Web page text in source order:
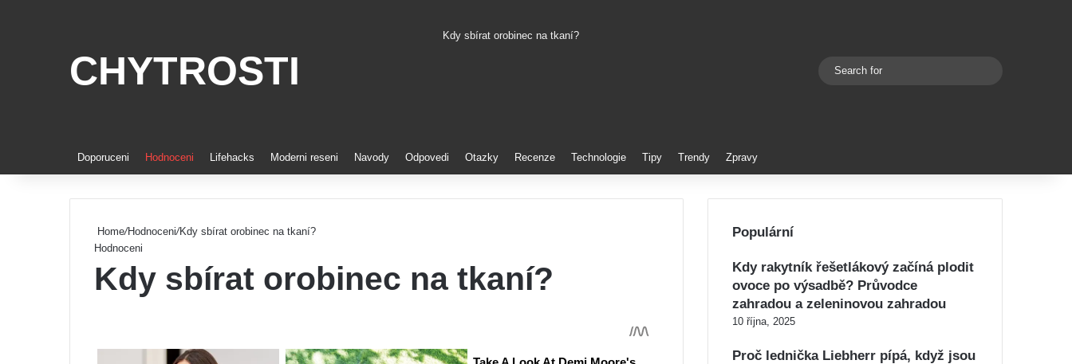
CHYTROSTI
Kdy sbírat orobinec na tkaní?
Switch skin
Doporuceni Hodnoceni Lifehacks Moderni reseni Navody Odpovedi Otazky Recenze Technologie Tipy Trendy Zpravy
Home/Hodnoceni/Kdy sbírat orobinec na tkaní?
Hodnoceni
Kdy sbírat orobinec na tkaní?
Populární
Kdy rakytník řešetlákový začíná plodit
ovoce po výsadbě? Průvodce
zahradou a zeleninovou zahradou
10 října, 2025
Proč lednička Liebherr pípá, když jsou